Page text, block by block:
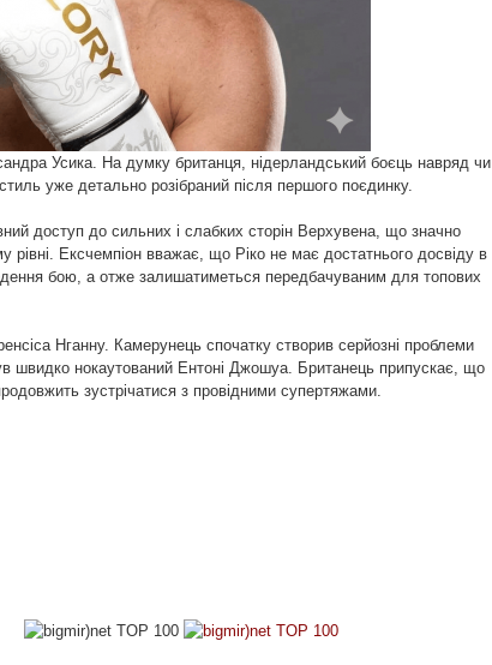
Усика. На думку британця, нідерландський боєць навряд чи
уже детально розібраний після першого поєдинку.
доступ до сильних і слабких сторін Верхувена, що значно
Ексчемпіон вважає, що Ріко не має достатнього досвіду в
бою, а отже залишатиметься передбачуваним для топових
Нганну. Камерунець спочатку створив серйозні проблеми
швидко нокаутований Ентоні Джошуа. Британець припускає, що
зустрічатися з провідними супертяжами.